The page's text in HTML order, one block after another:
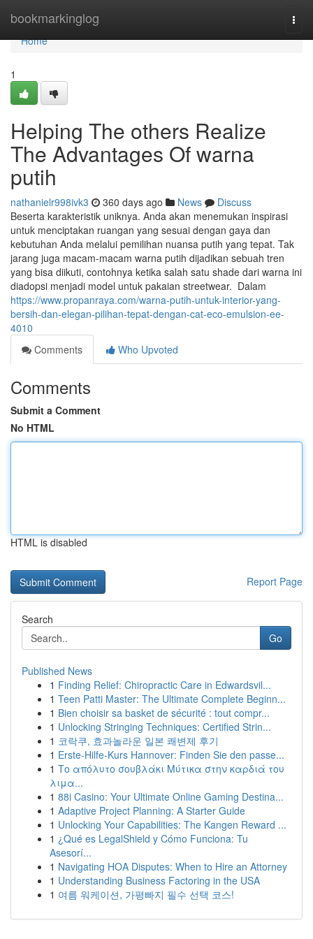
bookmarkinglog
Home
Home
1
Helping The others Realize
The Advantages Of warna
putih
nathanielr998ivk3 360 days ago News
Discuss
Beserta karakteristik uniknya. Anda akan menemukan inspirasi
untuk menciptakan ruangan yang sesuai dengan gaya dan
kebutuhan Anda melalui pemilihan nuansa putih yang tepat. Tak
jarang juga macam-macam warna putih dijadikan sebuah tren
yang bisa diikuti, contohnya ketika salah satu shade dari warna ini
diadopsi menjadi model untuk pakaian streetwear. Dalam
https://www.propanraya.com/warna-putih-untuk-interior-yang-
bersih-dan-elegan-pilihan-tepat-dengan-cat-eco-emulsion-ee-
4010
Comments
Who Upvoted
Comments
Submit a Comment
No HTML
HTML is disabled
Report Page
Search
Go
Published News
1 Finding Relief: Chiropractic Care in Edwardsvil...
1 Teen Patti Master: The Ultimate Complete Beginn...
1 Bien choisir sa basket de sécurité : tout compr...
1 Unlocking Stringing Techniques: Certified Strin...
1 코락쿠, 효과놀라운 일본 쾌변제 후기
1 Erste-Hilfe-Kurs Hannover: Finden Sie den passe...
1 Το απόλυτο σουβλάκι Μύτικα στην καρδιά του
λιμα...
1 88i Casino: Your Ultimate Online Gaming Destina...
1 Adaptive Project Planning: A Starter Guide
1 Unlocking Your Capabilities: The Kangen Reward ...
1 ¿Qué es LegalShield y Cómo Funciona: Tu
Asesorí...
1 Navigating HOA Disputes: When to Hire an Attorney
1 Understanding Business Factoring in the USA
1 여름 워케이션, 가평빠지 필수 선택 코스!